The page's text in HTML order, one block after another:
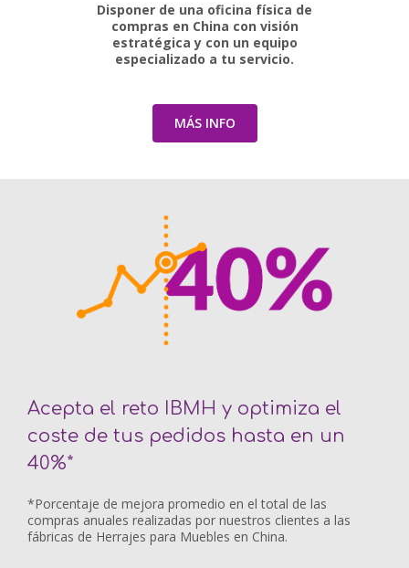
Disponer de una oficina física de
compras en China con visión
estratégica y con un equipo
especializado a tu servicio.
MÁS INFO
Acepta el reto IBMH y optimiza el
coste de tus pedidos hasta en un
40%*
*Porcentaje de mejora promedio en el total de las
compras anuales realizadas por nuestros clientes a las
fábricas de Herrajes para Muebles en China.